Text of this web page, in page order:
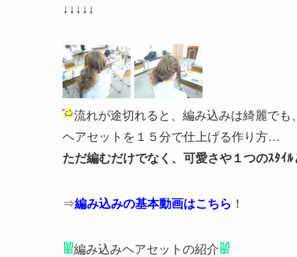
↓↓↓↓↓
流れが途切れると、編み込みは綺麗で
ヘアセットを１５分で仕上げる作り方…
ただ編むだけでなく、可愛さや１つのｽﾀｲ
⇒編み込みの基本動画はこちら ！
編み込みヘアセットの紹介